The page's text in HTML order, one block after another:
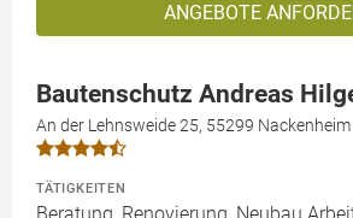
ANGEBOTE
Bautenschutz Andreas
An der Lehnsweide 25, 55299 Nackenheim
TÄTIGKEITEN